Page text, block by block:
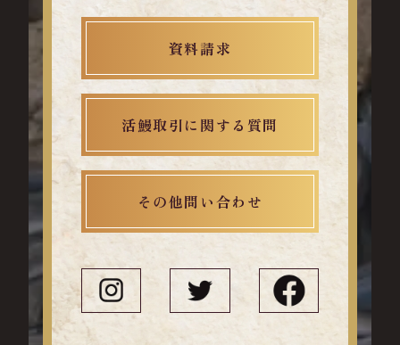
資料請求
活鰻取引に関する質問
その他問い合わせ